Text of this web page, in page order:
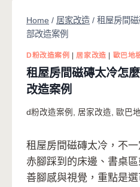
Home / 居家改造 / 租屋房間
部改造案例
D粉改造案例 | 居家改造 | 歐巴地
租屋房間磁磚太冷怎
改造案例
d粉改造案例 , 居家改造, 歐巴
租屋房間磁磚太冷，不
赤腳踩到的床邊、書桌
善腳感與視覺，重點是